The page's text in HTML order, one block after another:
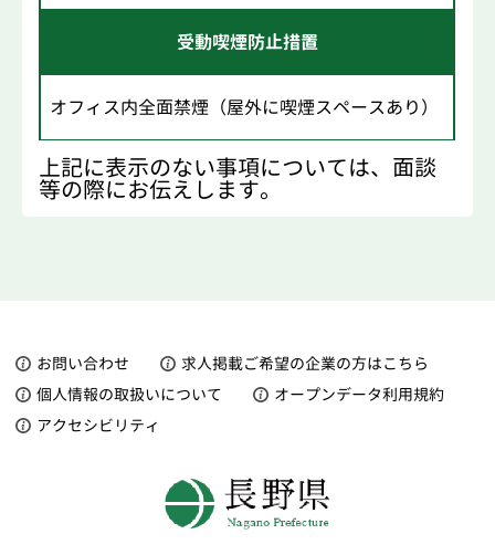
受動喫煙防止措置
オフィス内全面禁煙（屋外に喫煙スペースあり）
上記に表示のない事項については、面談
等の際にお伝えします。
お問い合わせ
求人掲載ご希望の企業の方はこちら
個人情報の取扱いについて
オープンデータ利用規約
アクセシビリティ